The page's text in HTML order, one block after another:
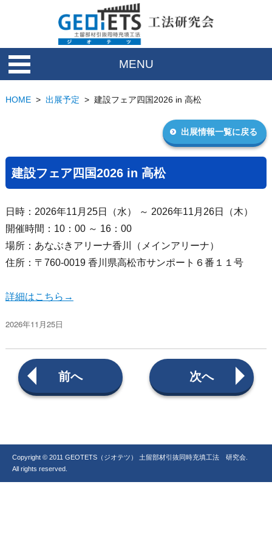
MENU
HOME > 出展予定 > 建設フェア四国2026 in 高松
出展情報一覧に戻る
建設フェア四国2026 in 高松
日時：2026年11月25日（水） ～ 2026年11月26日（木）
開催時間：10：00 ～ 16：00
場所：あなぶきアリーナ香川（メインアリーナ）
住所：〒760-0019 香川県高松市サンポート６番１１号
詳細はこちら→
投
日:
2026年11月25日
投
ビ
ゲ
の
投
前へ
投
稿:
次へ
Copyright © 2011 GEOTETS（ジオテツ） 土留部材引抜同時充填工法 研究会.
All rights reserved.